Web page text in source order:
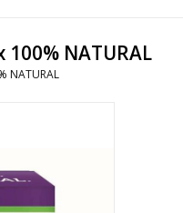
NATURAL
NATURAL